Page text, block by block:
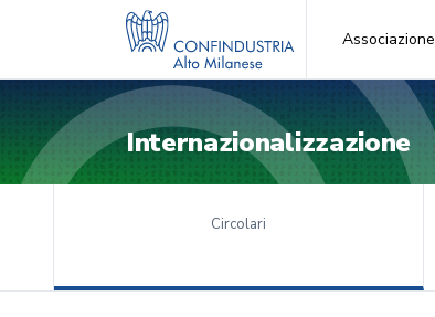
Associazione
Internazionalizzazione
Circolari